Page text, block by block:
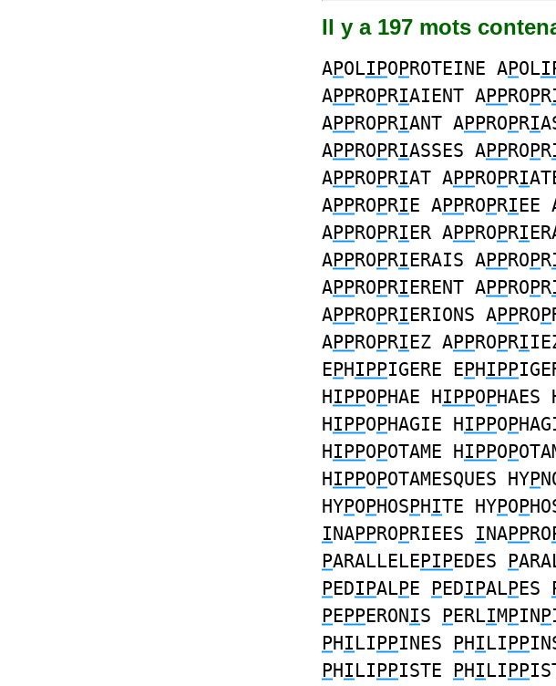
Il y a 197 mots
APOLIPOPROTEINE APOL
APPROPRIAIENT APPROPR
APPROPRIANT APPROPRI
APPROPRIASSES APPROPR
APPROPRIAT APPROPRI
APPROPRIE APPROPRIEE
APPROPRIER APPROPRI
APPROPRIERAIS APPROPR
APPROPRIERENT APPROPR
APPROPRIERIONS APPROP
APPROPRIEZ APPROPRI
EPHIPPIGERE EPHIPP
HIPPOPHAE HIPPOPHAES
HIPPOPHAGIE HIPPOP
HIPPOPOTAME HIPPOP
HIPPOPOTAMESQUES HYP
HYPOPHOSPHITE HYPOP
INAPPROPRIEES INAPPRO
PARALLELEPIPEDES P
PEDIPALPE PEDIPALPES
PEPPERONIS PERLIMPINP
PHILIPPINES PHILIPP
PHILIPPISTE PHILIPP